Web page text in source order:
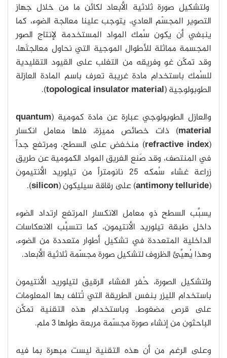
ولتشكيل صورة ثلاثية الأبعاد لكائن ما من خلال جهاز
التصوير المجسّم العادي، يتوجب علينا معالجة الضوء، كما
ينبغي أن يكون سُمك المواد المستخدمة لإنتاج الصور
المجسمة مماثلة للأطوال الموجية التي نحاول معالجتَها،
وقد تمكّن غو وفريقه من التغلب على القيود التقليدية
للسُمك باستخدام مادة غريبة تعرف باسم المادة العازلة
الطوبولوجية (topological insulator material
).
والعازل الطوبولوجي عبارة عن مادة كمومية (quantum
material) ذات خصائص مميزة، فلها معامل انكسار
(
refractive index) منخفض على السطح، ومرتفع جداً
في المنتصف، وقد صَنع الفريق المواد الكمومية عن طريق
زراعة غشاء سُمكه 25 نانومتراً من تيلوريد الأنتيمون
(
antimony telluride) على رقاقة سيليكون (silicon
).
يسبِّب السطح ذو معامل الانكسار المرتفع ارتداد الضوء
داخل طبقة تيلوريد الأنتيمون، كما تتسبَّب الانعكاسات
الداخلية المتعددة في تشكيل أطوار متعددة من الضوء،
وهذا يُهيِّئ الظروف لتشكيل صورة مجسّمة ثلاثية الأبعاد.
ولتشكيل الصورة، حُفر الغشاء الرقيق لتيلوريد الأنتيمون
باستخدام الليزر بنفس الطريقة التي تُتلف بها المعلومات
على قرص مضغوط. وباستخدام هذه التقنية تمكَّن
الباحثون من إنشاء صورة مجسّمة مربعة طولها 3 ملم.
وعلى الرغم من أن هذه التقنية ليست مبهرة بما فيه